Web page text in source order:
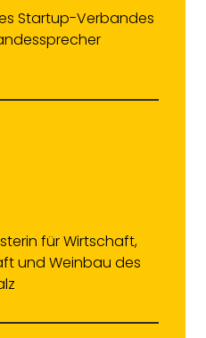
Startup-Verbandes
für Wirtschaft,
und Weinbau des